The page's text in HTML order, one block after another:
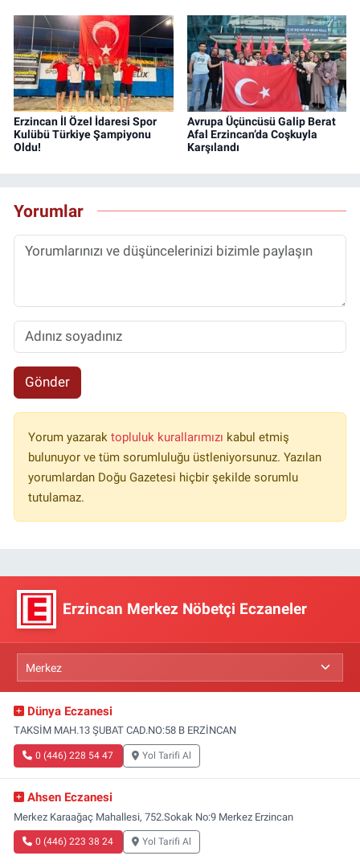
Erzincan İl Özel İdaresi Spor
Kulübü Türkiye Şampiyonu
Oldu!
Avrupa Üçüncüsü Galip Berat
Afal Erzincan’da Coşkuyla
Karşılandı
Yorumlar
Gönder
Yorum yazarak topluluk kurallarımızı kabul etmiş
bulunuyor ve tüm sorumluluğu üstleniyorsunuz. Yazılan
yorumlardan Doğu Gazetesi hiçbir şekilde sorumlu
tutulamaz.
Erzincan Merkez Nöbetçi Eczaneler
Dünya Eczanesi
TAKSİM MAH.13 ŞUBAT CAD.NO:58 B ERZİNCAN
0 (446) 228 54 47 Yol Tarifi Al
Ahsen Eczanesi
Merkez Karaağaç Mahallesi, 752.Sokak No:9 Merkez Erzincan
0 (446) 223 38 24 Yol Tarifi Al